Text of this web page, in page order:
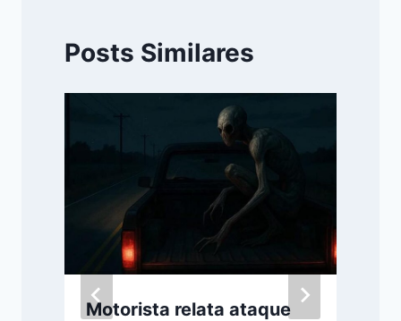
Posts Similares
Motorista relata ataque